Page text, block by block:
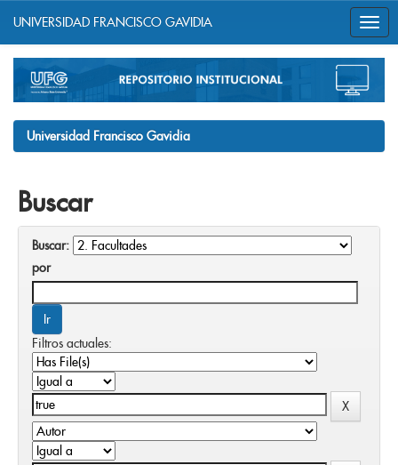
navigation
UNIVERSIDAD FRANCISCO GAVIDIA
Universidad Francisco Gavidia
Buscar
Buscar:
por
Filtros actuales: